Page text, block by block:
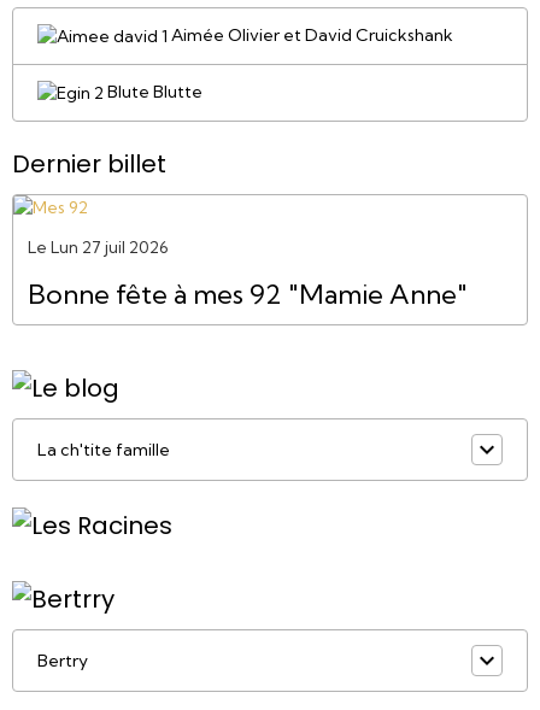
Aimée Olivier et David Cruickshank
Blute Blutte
Dernier billet
Le Lun 27 juil 2026
Bonne fête à mes 92 "Mamie Anne"
La ch'tite famille
Bertry